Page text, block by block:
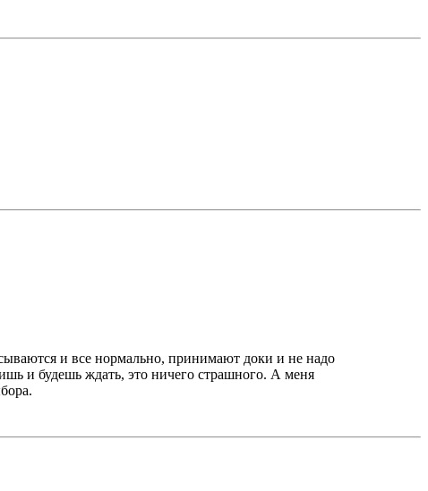
и все нормально, принимают доки и не надо
и будешь ждать, это ничего страшного. А меня